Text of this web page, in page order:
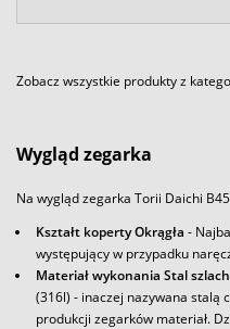
Zobacz wszystkie produkty z
Wygląd zegarka
Na wygląd zegarka Torii Daichi
Kształt koperty Okrągła -
występujący w przypadku
Materiał wykonania Stal
(316l) - inaczej nazywana stalą
produkcji zegarków materiał.